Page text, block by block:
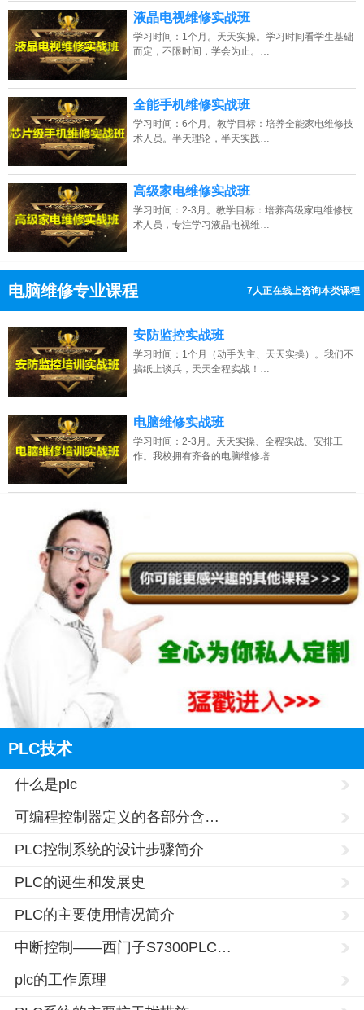
液晶电视维修实战班
学习时间：1个月。天天实操。学习时间看学生基础
而定，不限时间，学会为止。…
全能手机维修实战班
学习时间：6个月。教学目标：培养全能家电维修技
术人员。半天理论，半天实践…
高级家电维修实战班
学习时间：2-3月。教学目标：培养高级家电维修技
术人员，专注学习液晶电视维…
电脑维修专业课程 7人正在线上咨询本类课程
点击免费咨询电话：13807313137
安防监控实战班
学习时间：1个月（动手为主、天天实操）。我们不
搞纸上谈兵，天天全程实战！…
电脑维修实战班
学习时间：2-3月。天天实操、全程实战、安排工
作。我校拥有齐备的电脑维修培…
PLC技术
什么是plc
可编程控制器定义的各部分含…
PLC控制系统的设计步骤简介
PLC的诞生和发展史
PLC的主要使用情况简介
中断控制——西门子S7300PLC…
plc的工作原理
辽宁的网友正进入本页访问